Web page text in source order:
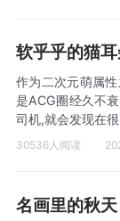
软乎乎的猫
作为二次元萌属
是ACG圈经久不
司机,就会发现在
30536人阅读
名画里的秋天